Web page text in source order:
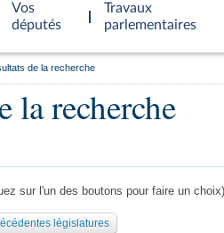
Vos
députés
Travaux
parlementaires
de la recherche
la recherche
sur l'un des boutons pour faire un choix)
législatures